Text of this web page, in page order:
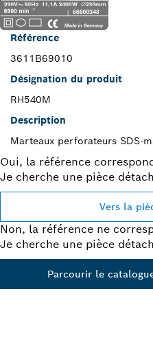
Référence
3611B69010
Désignation du produit
RH540M
Description
Marteaux perforateurs SDS-
Oui, la référence
Je cherche une pièce
Vers la
Non, la référence ne
Je cherche une pièce
Parcourir le